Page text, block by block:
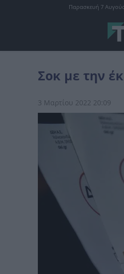
Παρασκευή 7
Σοκ με την
3 Μαρτίου 2022 20:09